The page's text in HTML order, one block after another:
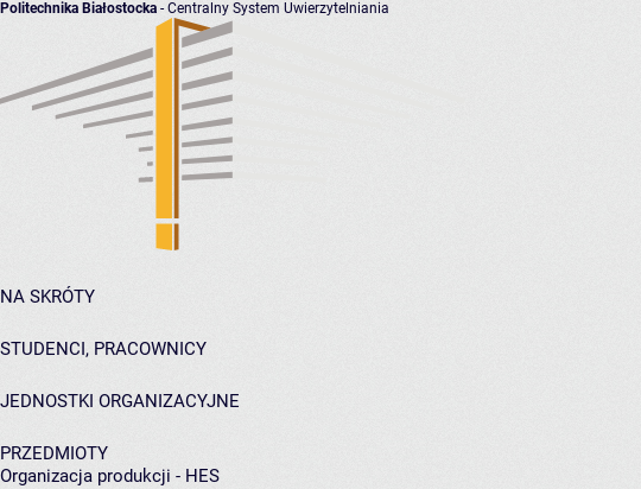
Politechnika Białostocka - Centralny System Uwierzytelniania
NA SKRÓTY
STUDENCI, PRACOWNICY
JEDNOSTKI ORGANIZACYJNE
PRZEDMIOTY
Organizacja produkcji - HES